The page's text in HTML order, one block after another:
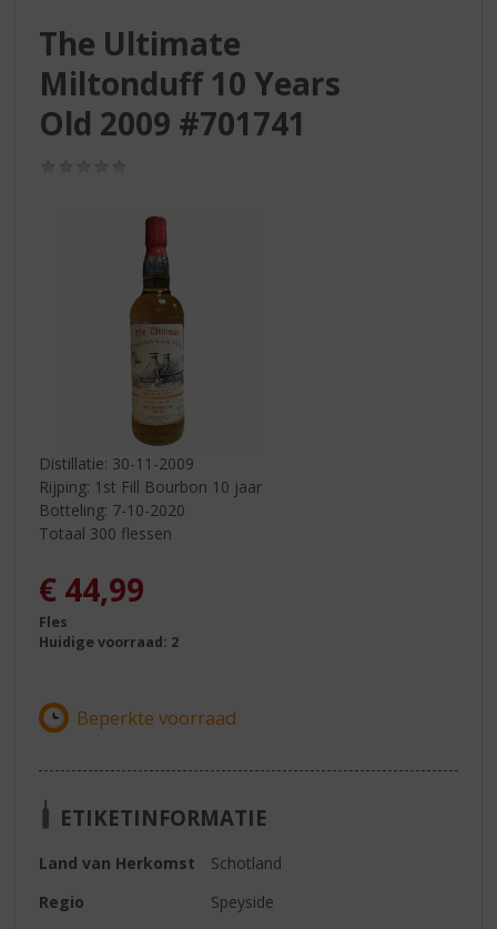
The Ultimate
Miltonduff 10 Years
Old 2009 #701741
Distillatie: 30-11-2009
Rijping: 1st Fill Bourbon 10 jaar
Botteling: 7-10-2020
Totaal 300 flessen
€ 44,99
Fles
Huidige voorraad: 2
ETIKETINFORMATIE
Land van Herkomst
Schotland
Regio
Speyside